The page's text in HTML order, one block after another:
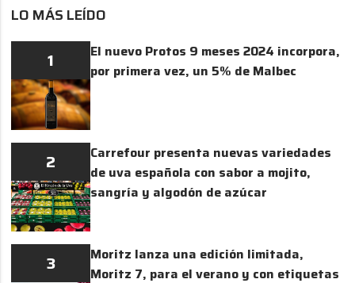
LO MÁS LEÍDO
1
El nuevo Protos 9 meses 2024 incorpora,
por primera vez, un 5% de Malbec
2
Carrefour presenta nuevas variedades
de uva española con sabor a mojito,
sangría y algodón de azúcar
3
Moritz lanza una edición limitada,
Moritz 7, para el verano y con etiquetas